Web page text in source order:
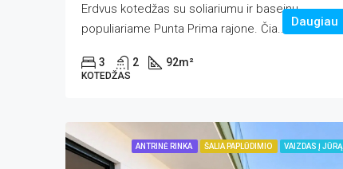
Erdvus kotedžas su soliariumu ir baseinu
populiariame Punta Prima rajone. Čia...
3 2 92m²
KOTEDŽAS
Daugiau
ANTRINĖ RINKA ŠALIA PAPLŪDIMIO VAIZDAS Į JŪRĄ